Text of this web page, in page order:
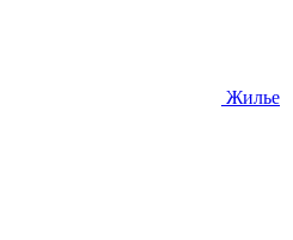
Жилье